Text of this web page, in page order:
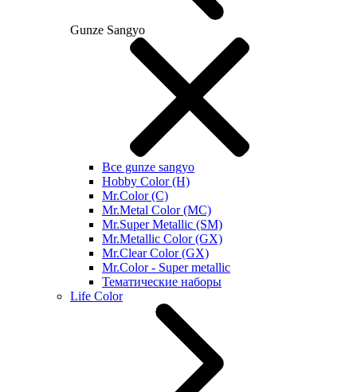
Gunze Sangyo
Все gunze sangyo
Hobby Color (H)
Mr.Color (C)
Mr.Metal Color (MC)
Mr.Super Metallic (SM)
Mr.Metallic Color (GX)
Mr.Clear Color (GX)
Mr.Color - Super metallic
Тематические наборы
Life Color